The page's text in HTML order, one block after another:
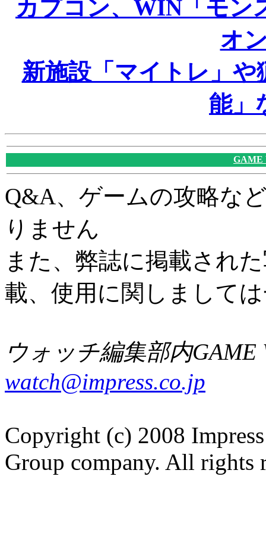
カプコン、WIN「モン
オ
新施設「マイトレ」
能」
GAME
Q&A、ゲームの攻略な
りません
また、弊誌に掲載され
載、使用に関しまして
ウォッチ編集部内GAME
watch@impress.co.jp
Copyright (c) 2008
Group company. All rights